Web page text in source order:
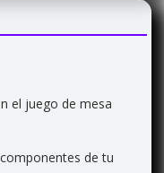
el juego de mesa
de tu